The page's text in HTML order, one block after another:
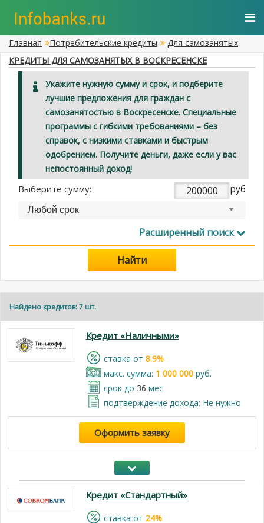
Главная Потребительские кредиты
Для самозанятых
КРЕДИТЫ ДЛЯ САМОЗАНЯТЫХ В ВОСКРЕСЕНСКЕ
Укажите нужную сумму и срок, и подберите
лучшие предложения для граждан с
самозанятостью в Воскресенске. Специальные
программы с гибкими требованиями – без
справок, с низкими ставками и быстрым
одобрением. Получите деньги, даже если у вас
непостоянный доход!
Выберите сумму: руб
Любой срок
Расширенный поиск
Найти
Найдено кредитов: 7 шт.
Кредит «Наличными»
cтавка от 8.9%
макс. сумма: 1 000 000руб.
срок до 36 мес
подтверждение дохода: Не нужно
Оформить заявку
Кредит «Стандартный»
cтавка от 24%